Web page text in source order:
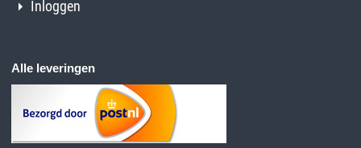
Inloggen
Alle leveringen